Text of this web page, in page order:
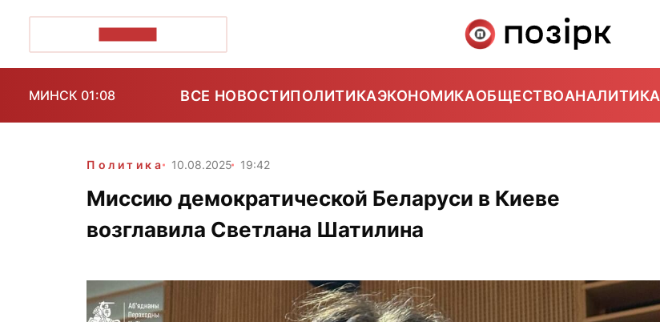
МИНСК 01:08 ВСЕ НОВОСТИПОЛИТИКАЭКОНОМИКАОБЩЕСТВОАНАЛИТИКА
Политика 10.08.2025 19:42
Миссию демократической Беларуси в Киеве
возглавила Светлана Шатилина